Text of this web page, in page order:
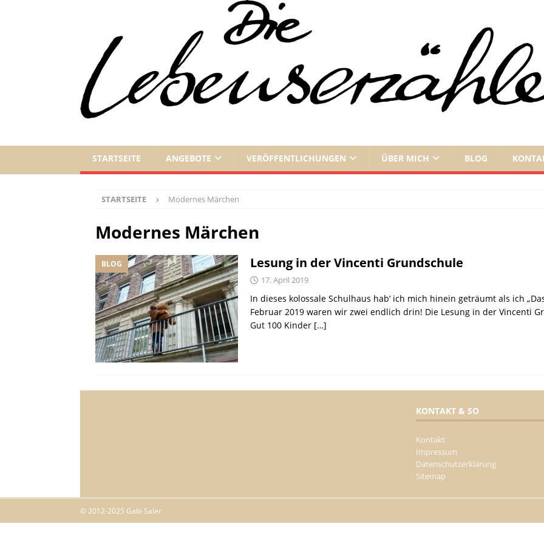
STARTSEITE ANGEBOTE VERÖFFENTLICHUNGEN ÜBER MICH BLOG
STARTSEITE Modernes Märchen
Modernes Märchen
BLOG Lesung in der Vincenti Grundschule
17. April 2019
In dieses kolossale Schulhaus hab‘ ich mich hinein geträumt als ich
Februar 2019 waren wir zwei endlich drin! Die Lesung in der Vincenti
Gut 100 Kinder […]
KONTAKT & SO
Kontakt
Impressum
Datenschutzerklärung
Sitemap
© 2012-2025 Gabi Saler